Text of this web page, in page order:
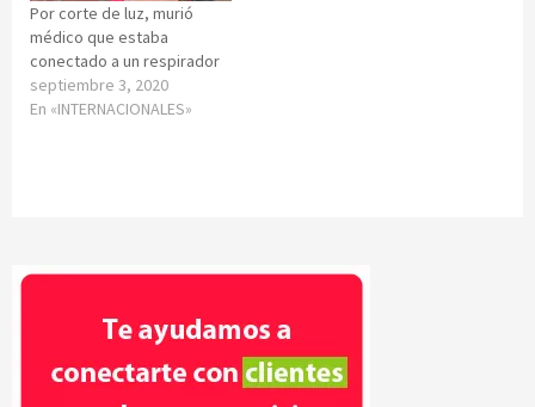
Por corte de luz, murió
médico que estaba
conectado a un respirador
septiembre 3, 2020
En «INTERNACIONALES»